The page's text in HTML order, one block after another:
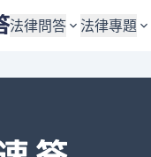
法律問答
與監護權
與債權
法律專題
婚姻與監護權
債務與債權